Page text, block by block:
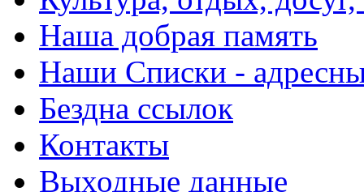
Наша добрая память
Наши Списки -
Бездна ссылок
Контакты
Выходные данные